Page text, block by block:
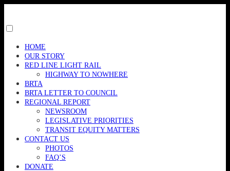
content
menu
visibility.
HOME
OUR STORY
RED LINE LIGHT RAIL
HIGHWAY TO NOWHERE
BRTA
BRTA LETTER TO COUNCIL
REGIONAL REPORT
NEWSROOM
LEGISLATIVE PRIORITIES
TRANSIT EQUITY MATTERS
CONTACT US
PHOTOS
FAQ’S
DONATE